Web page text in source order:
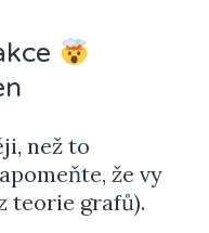
než to
že vy
teorie grafů).